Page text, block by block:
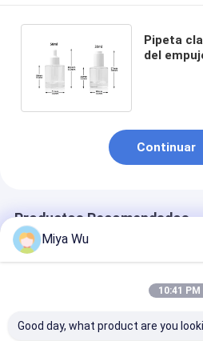
Pipeta
del
Continuar
Productos Recomendados
Miya Wu
10:41 PM
Good day, what product are you